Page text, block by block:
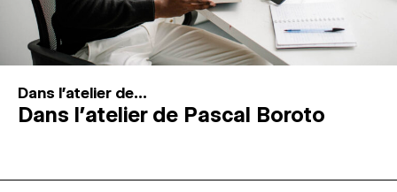
Dans l'atelier de...
Dans l’atelier de Pascal Boroto